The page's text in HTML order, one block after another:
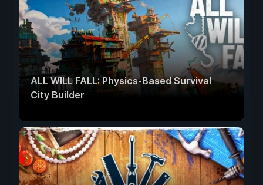
ALL WILL FALL: Physics-Based Survival
City Builder